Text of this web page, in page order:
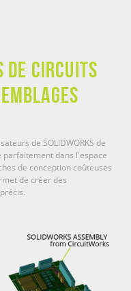
de circuits
de SOLIDWORKS de
dans l'espace
de conception coûteuses
de créer des